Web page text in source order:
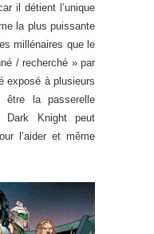
il détient l’unique
la plus puissante
millénaires que le
/ recherché » par
exposé à plusieurs
être la passerelle
Knight peut
l’aider et même